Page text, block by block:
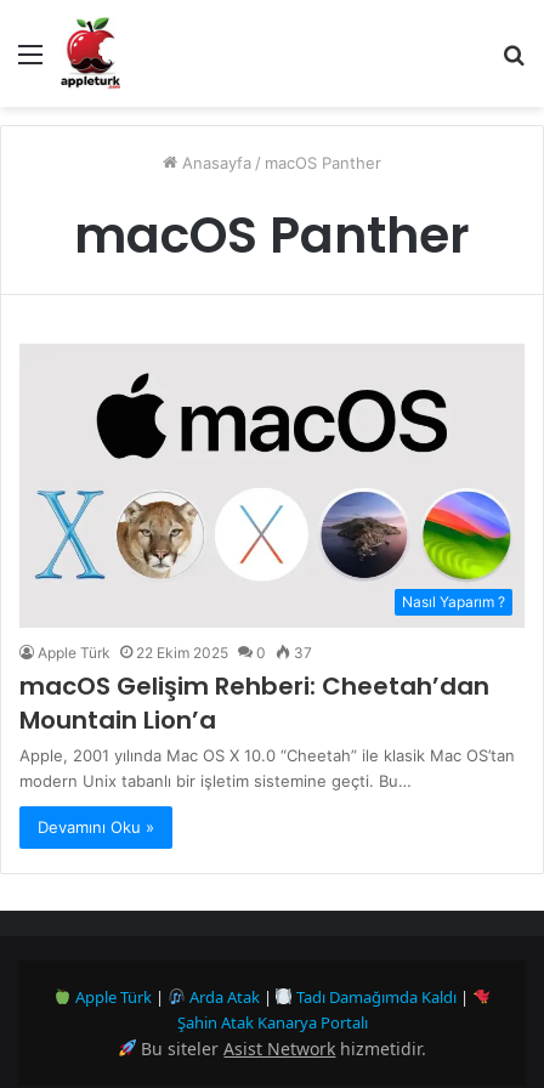
Menü
...
Anasayfa / macOS Panther
macOS Panther
Nasıl Yaparım ?
Apple Türk 22 Ekim 2025 0 37
macOS Gelişim Rehberi: Cheetah’dan
Mountain Lion’a
Apple, 2001 yılında Mac OS X 10.0 “Cheetah” ile klasik Mac OS’tan
modern Unix tabanlı bir işletim sistemine geçti. Bu…
Devamını Oku »
Apple Türk| Arda Atak| Tadı Damağımda Kaldı |
Şahin Atak Kanarya Portalı
Bu sitelerAsist Network hizmetidir.